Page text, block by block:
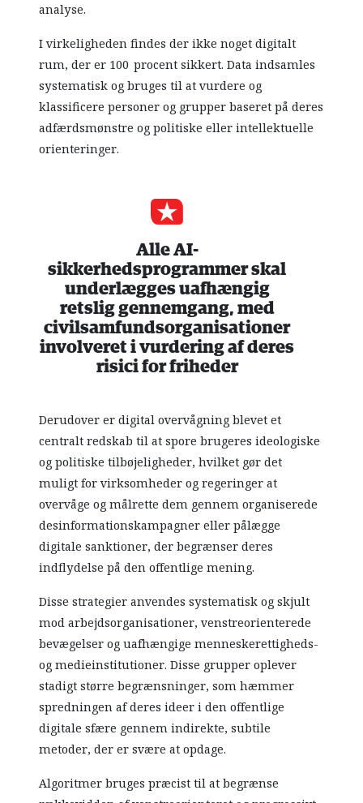
analyse.
I virkeligheden findes der ikke noget digitalt
rum, der er 100 procent sikkert. Data indsamles
systematisk og bruges til at vurdere og
klassificere personer og grupper baseret på deres
adfærdsmønstre og politiske eller intellektuelle
orienteringer.
Alle AI-
sikkerhedsprogrammer skal
underlægges uafhængig
retslig gennemgang, med
civilsamfundsorganisationer
involveret i vurdering af deres
risici for friheder
Derudover er digital overvågning blevet et
centralt redskab til at spore brugeres ideologiske
og politiske tilbøjeligheder, hvilket gør det
muligt for virksomheder og regeringer at
overvåge og målrette dem gennem organiserede
desinformationskampagner eller pålægge
digitale sanktioner, der begrænser deres
indflydelse på den offentlige mening.
Disse strategier anvendes systematisk og skjult
mod arbejdsorganisationer, venstreorienterede
bevægelser og uafhængige menneskerettigheds-
og medieinstitutioner. Disse grupper oplever
stadigt større begrænsninger, som hæmmer
spredningen af deres ideer i den offentlige
digitale sfære gennem indirekte, subtile
metoder, der er svære at opdage.
Algoritmer bruges præcist til at begrænse